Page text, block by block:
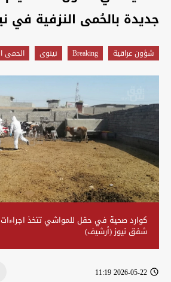
جديدة بالحُمى النزفية في
شؤون عراقية Breaking نينوى الحمى
كوارد صحية في حقل للمواشي تتخذ
شفق نيوز (أرشيف)
2026-05-22 11:19